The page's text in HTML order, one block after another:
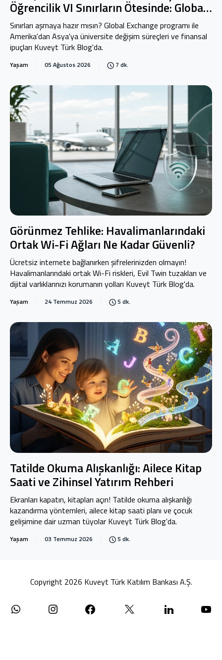
Öğrencilik VI Sınırların Ötesinde: Global
Exchange
Sınırları aşmaya hazır mısın? Global Exchange programı ile
Amerika'dan Asya'ya üniversite değişim süreçleri ve finansal
ipuçları Kuveyt Türk Blog'da.
Yaşam 05 Ağustos 2026 7 dk.
Görünmez Tehlike: Havalimanlarındaki
Ortak Wi-Fi Ağları Ne Kadar Güvenli?
Ücretsiz internete bağlanırken şifrelerinizden olmayın!
Havalimanlarındaki ortak Wi-Fi riskleri, Evil Twin tuzakları ve
dijital varlıklarınızı korumanın yolları Kuveyt Türk Blog'da.
Yaşam 24 Temmuz 2026 5 dk.
Tatilde Okuma Alışkanlığı: Ailece Kitap
Saati ve Zihinsel Yatırım Rehberi
Ekranları kapatın, kitapları açın! Tatilde okuma alışkanlığı
kazandırma yöntemleri, ailece kitap saati planı ve çocuk
gelişimine dair uzman tüyolar Kuveyt Türk Blog'da.
Yaşam 03 Temmuz 2026 5 dk.
Copyright 2026 Kuveyt Türk Katılım Bankası A.Ş.